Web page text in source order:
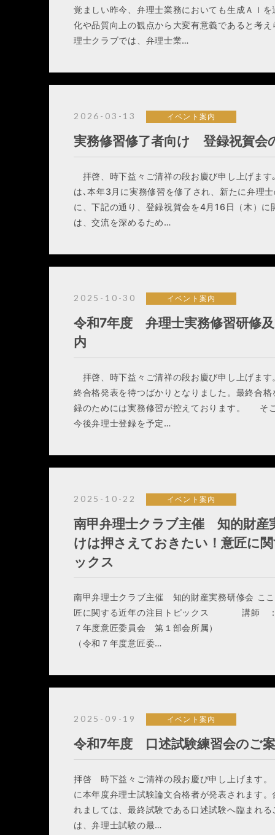
覚ましい昨今、弁理士業務においても生成ＡＩ
化や品質向上の観点から大変有意義であると考
理士クラブでは、弁理士業…
2026-03-13 イベント案内
実務修習修了者向け 登録祝賀会
拝啓、時下益々ご清祥の段お慶び申し上げま
は､本年3月に実務修習を修了され、新たに弁理
に、下記の通り、登録祝賀会を4月16日（木）
は、交流を深めるため…
2025-10-30 イベント案内
令和7年度 弁理士実務修習研修
内
拝啓、時下益々ご清祥の段お慶び申し上げま
終合格発表を待つばかりとなりました。最終合
録のためには実務修習が控えております。 そ
今後弁理士登録を予定…
2025-10-22 イベント案内
南甲弁理士クラブ主催 知的財産
けは押さえておきたい！意匠に
ックス
南甲弁理士クラブ主催 知的財産実務研修会 こ
匠に関する近年の注目トピックス 講師
７年度意匠委員会 第１部会所属
（令和７年度意匠委…
2025-09-19 イベント案内
令和7年度 口述試験練習会のご
拝啓 時下益々ご清祥の段お慶び申し上げます
に本年度弁理士試験論文合格者が発表されます
れましては、最終試験である口述試験へ臨まれ
は、弁理士試験の最…